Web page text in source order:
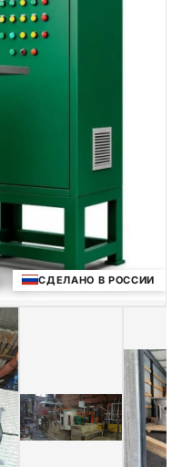
СДЕЛАНО В РОССИИ